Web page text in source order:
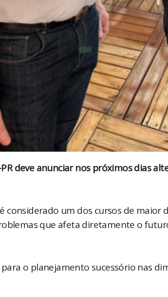
PR deve anunciar nos próximos dias
considerado um dos cursos de maior
que afeta diretamente o
o planejamento sucessório nas